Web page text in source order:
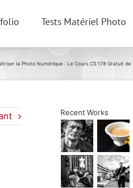
Tests Matériel Photo
la Photo Numérique : Le Cours CS 178 Gratuit
Recent Works